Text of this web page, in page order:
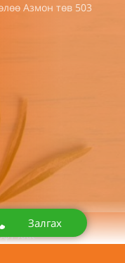
Азмон төв 503
ХХК
Залгах